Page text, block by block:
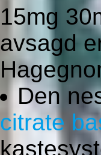
15mg
avsagd
Den
citrate